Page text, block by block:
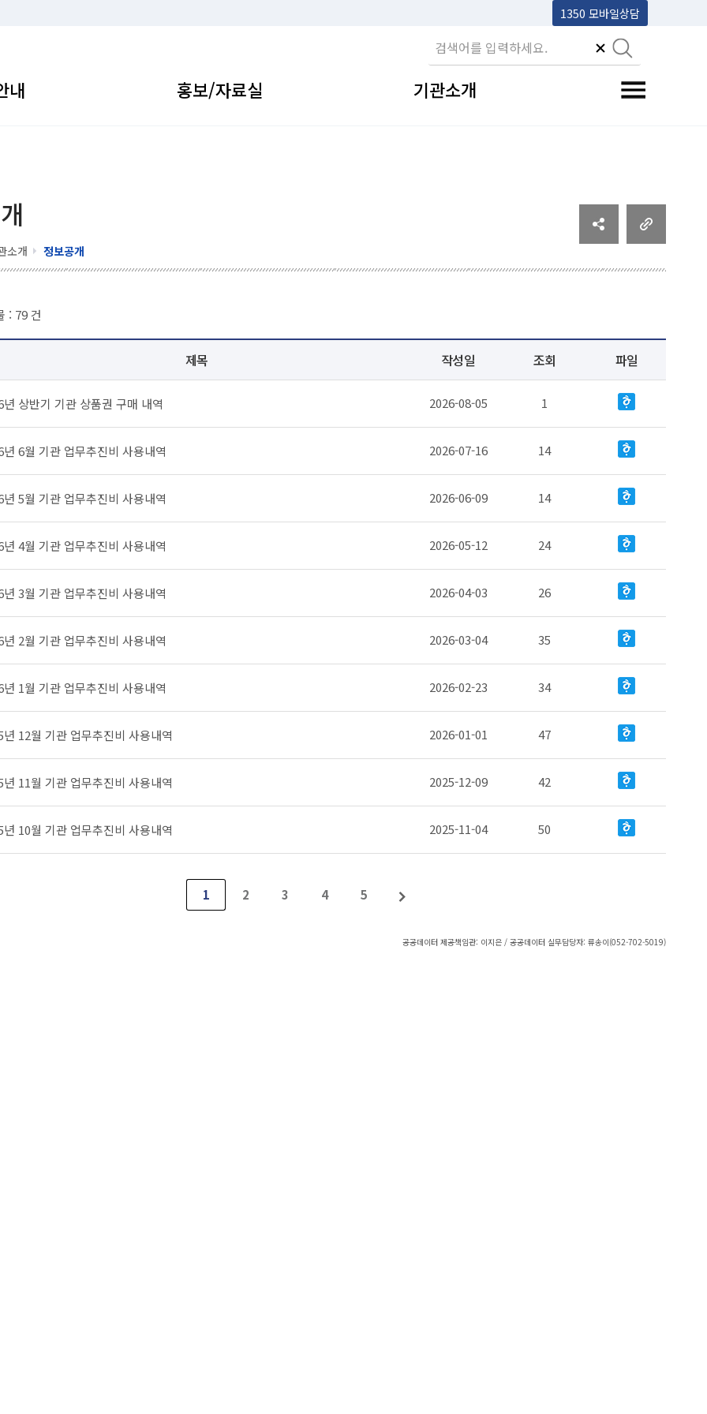
1350 모바일상담
내 홍보/자료실 기관소개 전체메뉴 토글
소개 정보공개
: 79건
제목 작성일 조회 파일
년 상반기 기관 상품권 구매 내역 2026-08-05 1
년 6월 기관 업무추진비 사용내역 2026-07-16 14
년 5월 기관 업무추진비 사용내역 2026-06-09 14
년 4월 기관 업무추진비 사용내역 2026-05-12 24
년 3월 기관 업무추진비 사용내역 2026-04-03 26
년 2월 기관 업무추진비 사용내역 2026-03-04 35
년 1월 기관 업무추진비 사용내역 2026-02-23 34
년 12월 기관 업무추진비 사용내역 2026-01-01 47
년 11월 기관 업무추진비 사용내역 2025-12-09 42
년 10월 기관 업무추진비 사용내역 2025-11-04 50
1 2 3 4 5
공공데이터 제공책임관: 이지은 / 공공데이터 실무담당자: 류송이(052-702-5019)